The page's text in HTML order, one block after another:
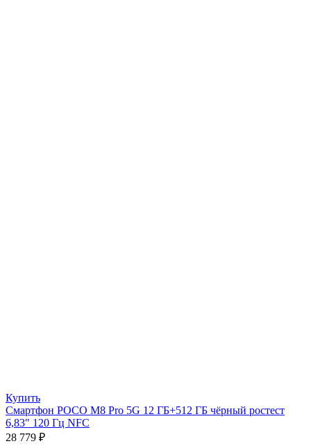
Купить
Смартфон POCO M8 Pro 5G 12 ГБ+512 ГБ чёрный ростест
6,83″ 120 Гц NFC
28 779 ₽